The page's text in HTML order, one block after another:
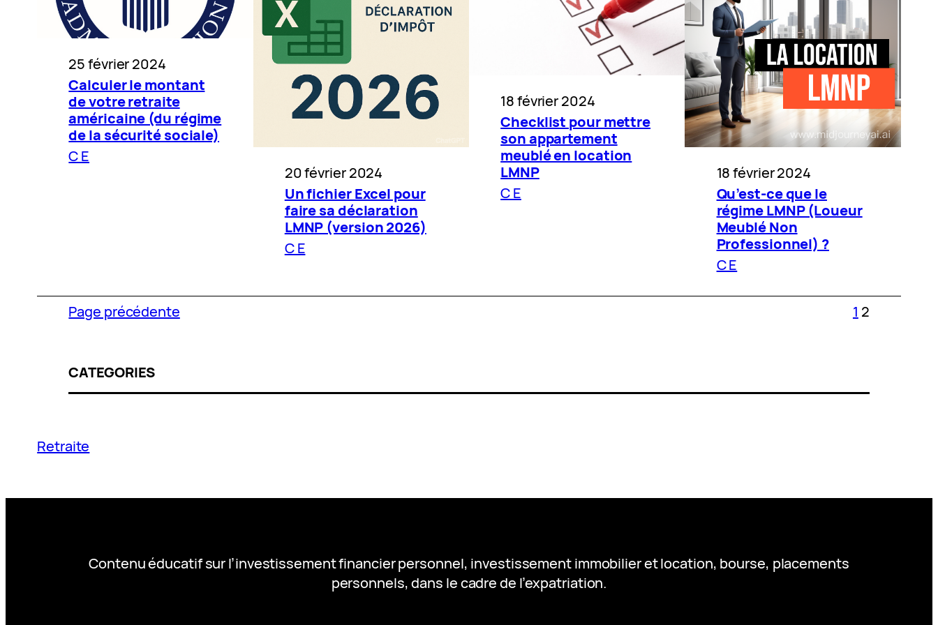
25 février 2024
Calculer le montant
de votre retraite
américaine (du régime
de la sécurité sociale)
C E
20 février 2024
Un fichier Excel pour
faire sa déclaration
LMNP (version 2026)
C E
18 février 2024
Checklist pour mettre
son appartement
meublé en location
LMNP
C E
18 février 2024
Qu’est-ce que le
régime LMNP (Loueur
Meublé Non
Professionnel) ?
C E
Page précédente 1 2
CATEGORIES
Retraite
Contenu éducatif sur l’investissement financier personnel, investissement immobilier et location, bourse, placements
personnels, dans le cadre de l’expatriation.